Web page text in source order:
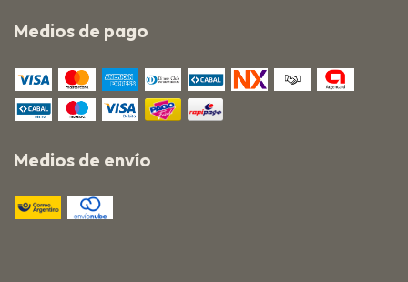
Medios de pago
Medios de envío